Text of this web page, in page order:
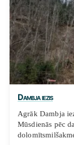
Dambja iezis
Agrāk Dambja
Mūsdienās pēc